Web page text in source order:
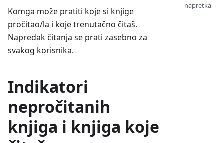
Komga može pratiti koje si knjige
pročitao/la i koje trenutačno čitaš.
Napredak čitanja se prati zasebno za
svakog korisnika.
Indikatori
nepročitanih
knjiga i knjiga koje
napretka